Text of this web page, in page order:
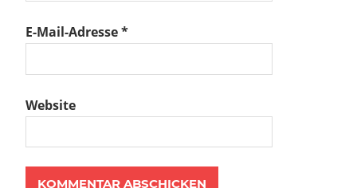
E-Mail-Adresse*
Website